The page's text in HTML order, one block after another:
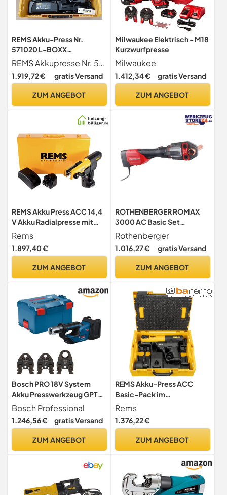
REMS Akku-Press Nr.
571020 L-BOXX
Pressmaschine Presszange
Radialpresse Presse
REMS Akkupresse Nr. 571020 L BOXX Pressmaschine Presszange Radialpresse Presse
1.919,72 € gratis Versand
ZUM ANGEBOT
Milwaukee Elektrisch - M18
Kurzwurfpresse
Milwaukee
1.412,34 € gratis Versand
ZUM ANGEBOT
REMS Akku Press ACC 14,4
V Akku Radialpresse mit
Zwangsablauf im
Stahlblechkasten + 1 x 3,0
Ah Akku + Ladegerät
Rems
1.897,40 €
ZUM ANGEBOT
ROTHENBERGER ROMAX
3000 AC Basic Set
Pressmaschine, 32-34kN
Kolbenkraft | 1000001001 |
Presswerkzeug für Rohre,
Rothenberger
1.016,27 € gratis Versand
ZUM ANGEBOT
Bosch PRO 18V System
Akku Presswerkzeug GPT
18V-19 (19 kN Kraft, um
360° drehbarer Kopf, inkl.
Pressbacke Comp. U16,
Bosch Professional
1.246,56 € gratis Versand
ZUM ANGEBOT
REMS Akku-Press ACC
Basic-Pack im
Systemkoffer L-Boxx für
Pressverbindungen D
Rems
1.376,22 €
ZUM ANGEBOT